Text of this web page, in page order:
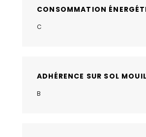
CONSOMMATION
C
ADHÉRENCE SUR SOL
B